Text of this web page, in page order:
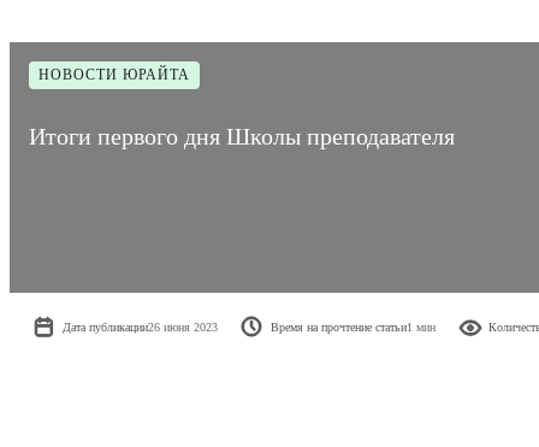
НОВОСТИ ЮРАЙТА
Итоги первого дня Школы преподавателя
Дата публикации26 июня 2023 Время на прочтение статьи1 мин